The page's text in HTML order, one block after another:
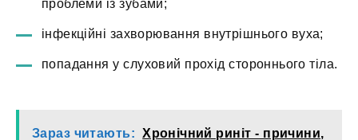
проблеми із зубами;
інфекційні захворювання внутрішнього вуха;
попадання у слуховий прохід стороннього тіла.
Зараз читають: Хронічний риніт - причини,